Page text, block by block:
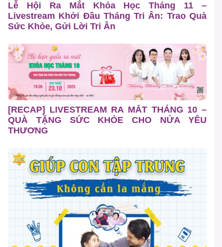
Lễ Hội Ra Mắt Khóa Học Tháng 11 –
Livestream Khởi Đầu Tháng Tri Ân: Trao Quà
Sức Khỏe, Gửi Lời Tri Ân
[RECAP] LIVESTREAM RA MẮT THÁNG 10 –
QUÀ TẶNG SỨC KHỎE CHO NỬA YÊU
THƯƠNG